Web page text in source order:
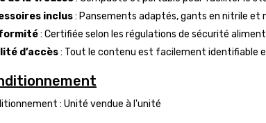
inclus: Pansements adaptés, gants en nitrile
: Certifiée selon les régulations de sécurité
d’accès: Tout le contenu est facilement identifiable
: Unité vendue à l'unité